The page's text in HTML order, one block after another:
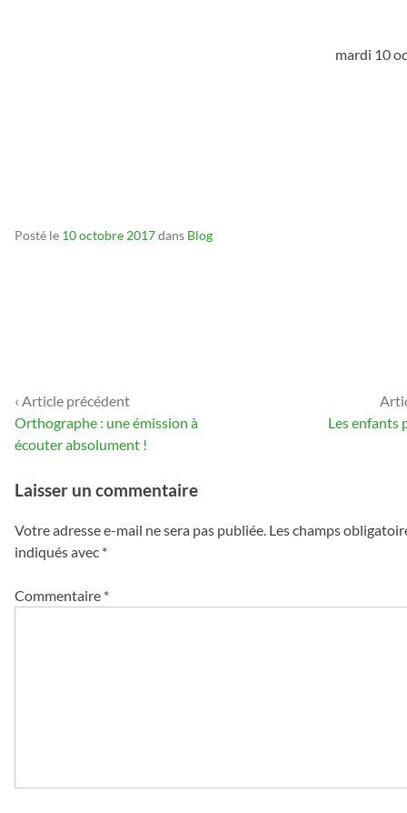
mardi 10
Posté le 10 octobre 2017dans Blog
Navigation
de
l’article
‹ Article précédent
Orthographe : une émission à
écouter absolument !
Les enfants
Laisser un commentaire
Votre adresse e-mail ne sera pas publiée. Les champs
indiqués avec *
Commentaire *